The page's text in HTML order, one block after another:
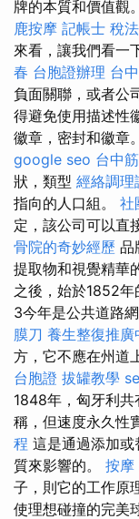
牌的本質和價值觀。
鹿按摩 記帳士 稅法
來看，讓我們看一
春 台胞證辦理 台
負面關聯，或者公
得避免使用描述性
徽章，密封和徽章
google seo 台中
狀，類型 經絡調理
指向的人口組。 社
定，該公司可以直
骨院的奇妙經歷 品
提取物和視覺精華
之後，始於1852年
3今年是公共道路
膜刀 養生整復推廣
方，它不應在州道
台胞證 拔罐教學
1848年，匈牙利
稱，但速度永久性
程 這是通過添加
質來影響的。 按摩
子，則它的工作原
使理想碰撞的完美